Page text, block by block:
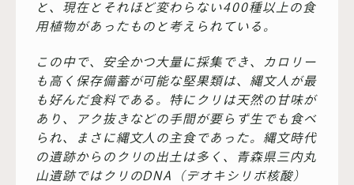
と、現在とそれほど変わらない400種以上の食
用植物があったものと考えられている。
この中で、安全かつ大量に採集でき、カロリー
も高く保存備蓄が可能な堅果類は、縄文人が最
も好んだ食料である。特にクリは天然の甘味が
あり、アク抜きなどの手間が要らず生でも食べ
られ、まさに縄文人の主食であった。縄文時代
の遺跡からのクリの出土は多く、青森県三内丸
山遺跡ではクリのDNA（デオキシリボ核酸）